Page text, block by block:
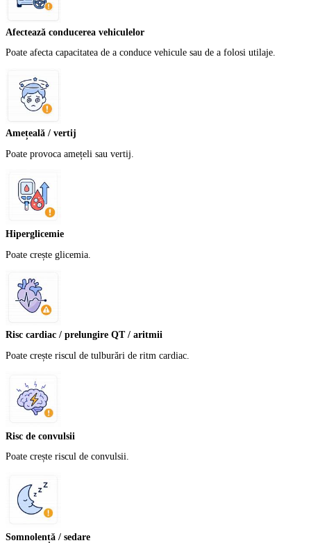
Afectează conducerea vehiculelor
Poate afecta capacitatea de a conduce vehicule sau de a folosi utilaje.
Amețeală / vertij
Poate provoca amețeli sau vertij.
Hiperglicemie
Poate crește glicemia.
Risc cardiac / prelungire QT / aritmii
Poate crește riscul de tulburări de ritm cardiac.
Risc de convulsii
Poate crește riscul de convulsii.
Somnolență / sedare